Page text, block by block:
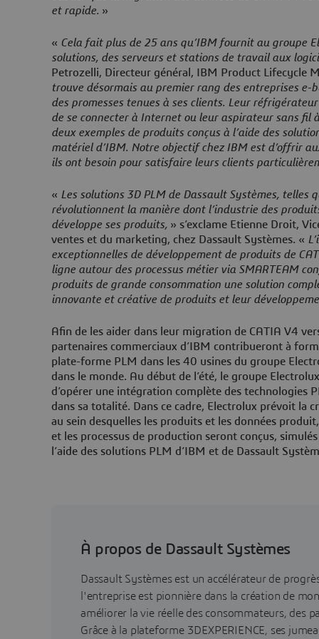
et rapide. »
« Cela fait plus de 25 ans qu’IBM fournit au groupe
solutions, des serveurs et stations de travail aux
Petrozelli, Directeur général, IBM Product Lifecycle
trouve désormais au premier rang des entreprises e-
des promesses tenues à ses clients. Leur
de se connecter à Internet ou leur aspirateur sans fil
deux exemples de produits conçus à l’aide des
matériel d’IBM. Notre objectif chez IBM est d’offrir
ils ont besoin pour satisfaire leurs clients
« Les solutions 3D PLM de Dassault Systèmes, telles
révolutionnent la manière dont l’industrie des
développe ses produits, » s’exclame Etienne Droit,
ventes et du marketing, chez Dassault Systèmes. «
exceptionnelles de développement de produits de
ligne autour des processus métier via SMARTEAM
produits de grande consommation une solution
innovante et créative de produits et leur
Afin de les aider dans leur migration de CATIA V4
partenaires commerciaux d’IBM contribueront à
plate-forme PLM dans les 40 usines du groupe
dans le monde. Au début de l’été, le groupe
d’opérer une intégration complète des technologies
dans sa totalité. Dans ce cadre, Electrolux prévoit la
au sein desquelles les produits et les données
et les processus de production seront conçus,
l’aide des solutions PLM d’IBM et de Dassault
À propos de Dassault Systèmes
Dassault Systèmes est un accélérateur de
l'entreprise est pionnière dans la création de
améliorer la vie réelle des consommateurs, des
Grâce à la plateforme 3DEXPERIENCE, ses